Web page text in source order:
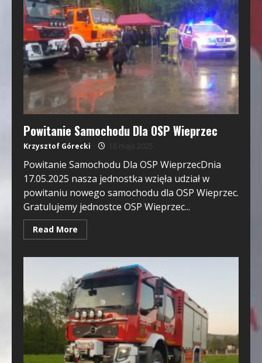
Powitanie Samochodu Dla OSP Wieprzec
Krzysztof Górecki 18 maja 2025
Powitanie Samochodu Dla OSP WieprzecDnia
17.05.2025 nasza jednostka wzięła udział w
powitaniu nowego samochodu dla OSP Wieprzec.
Gratulujemy jednostce OSP Wieprzec...
Read More